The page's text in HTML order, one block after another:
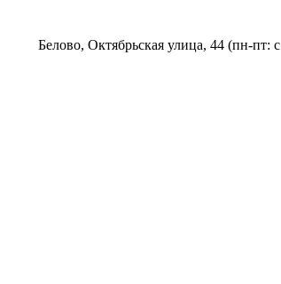
Белово, Октябрьская улица, 44 (пн-пт: с